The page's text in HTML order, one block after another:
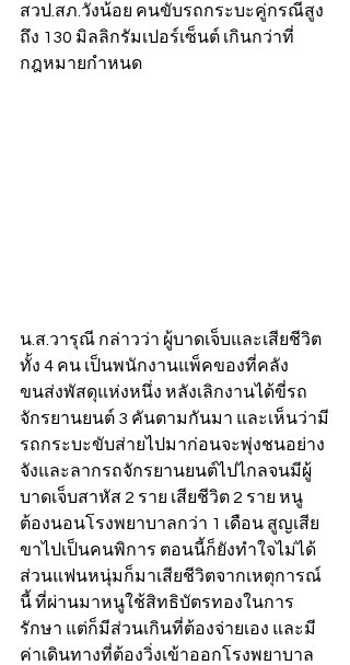
สวป.สภ.วังน้อย คนขับรถกระบะคู่กรณีสูง
ถึง 130 มิลลิกรัมเปอร์เซ็นต์ เกินกว่าที่
กฎหมายกำหนด
น.ส.วารุณี กล่าวว่า ผู้บาดเจ็บและเสียชีวิต
ทั้ง 4 คน เป็นพนักงานแพ็คของที่คลัง
ขนส่งพัสดุแห่งหนึ่ง หลังเลิกงานได้ขี่รถ
จักรยานยนต์ 3 คันตามกันมา และเห็นว่ามี
รถกระบะขับส่ายไปมาก่อนจะพุ่งชนอย่าง
จังและลากรถจักรยานยนต์ไปไกลจนมีผู้
บาดเจ็บสาหัส 2 ราย เสียชีวิต 2 ราย หนู
ต้องนอนโรงพยาบาลกว่า 1 เดือน สูญเสีย
ขาไปเป็นคนพิการ ตอนนี้ก็ยังทำใจไม่ได้
ส่วนแฟนหนุ่มก็มาเสียชีวิตจากเหตุการณ์
นี้ ที่ผ่านมาหนูใช้สิทธิบัตรทองในการ
รักษา แต่ก็มีส่วนเกินที่ต้องจ่ายเอง และมี
ค่าเดินทางที่ต้องวิ่งเข้าออกโรงพยาบาล